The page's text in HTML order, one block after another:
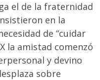
el de la fraternidad
en la
de “cuidar
la amistad comenzó
y devino
sobre